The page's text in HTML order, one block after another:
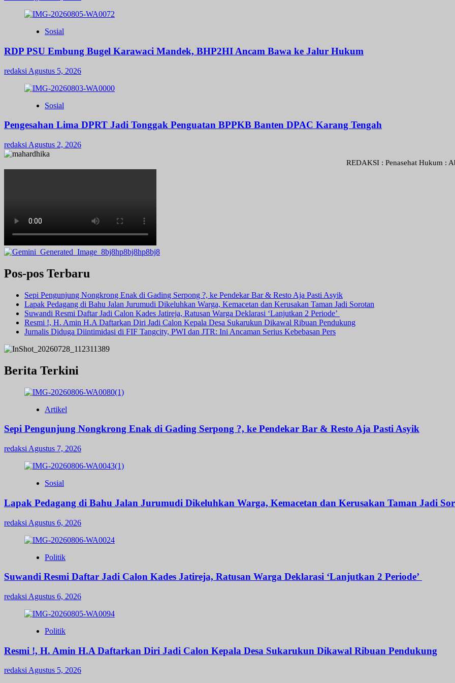
Sosial
RDP PSU Embung Bugel Karawaci Mandek, BHP2HI Ancam Bawa ke Jalur Hukum
redaksi Agustus 5, 2026
Sosial
Pengesahan Lima DPRT Jadi Tonggak Penguatan BPPKB Banten DPAC Karang Tengah
redaksi Agustus 2, 2026
REDAKSI : Penasehat Hukum : Abdul
Pos-pos Terbaru
Sepi Pengunjung Nongkrong Enak di Gading Serpong ?, ke Pendekar Bar & Resto Aja Pasti Asyik
Lapak Pedagang di Bahu Jalan Jurumudi Dikeluhkan Warga, Kemacetan dan Kerusakan Taman Jadi Sorotan
Suwandi Resmi Daftar Jadi Calon Kades Jatireja, Ratusan Warga Deklarasi ‘Lanjutkan 2 Periode’
Resmi !, H. Amin H.A Daftarkan Diri Jadi Calon Kepala Desa Sukarukun Dikawal Ribuan Pendukung
Jurnalis Diduga Diintimidasi di FIF Tangcity, PWI dan JTR: Ini Ancaman Serius Kebebasan Pers
Berita Terkini
Artikel
Sepi Pengunjung Nongkrong Enak di Gading Serpong ?, ke Pendekar Bar & Resto Aja Pasti Asyik
redaksi Agustus 7, 2026
Sosial
Lapak Pedagang di Bahu Jalan Jurumudi Dikeluhkan Warga, Kemacetan dan Kerusakan Taman Jadi
redaksi Agustus 6, 2026
Politik
Suwandi Resmi Daftar Jadi Calon Kades Jatireja, Ratusan Warga Deklarasi ‘Lanjutkan 2 Periode’
redaksi Agustus 6, 2026
Politik
Resmi !, H. Amin H.A Daftarkan Diri Jadi Calon Kepala Desa Sukarukun Dikawal Ribuan Pendukung
redaksi Agustus 5, 2026